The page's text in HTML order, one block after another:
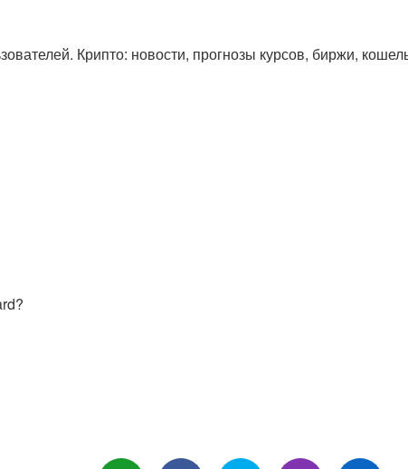
Крипто: новости, прогнозы курсов, биржи,